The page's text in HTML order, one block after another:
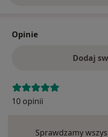
Opinie
Dodaj
10 opinii
Sprawdzamy